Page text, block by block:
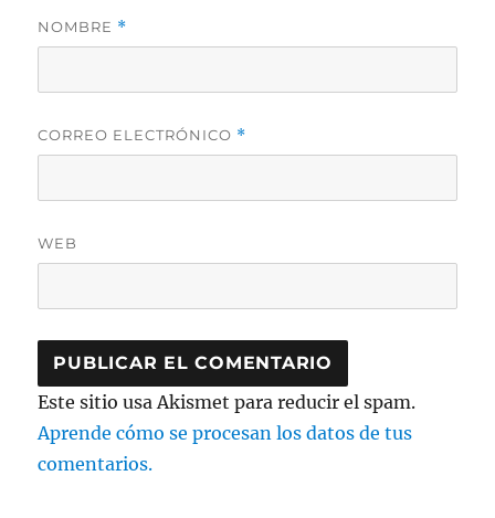
NOMBRE *
CORREO ELECTRÓNICO *
WEB
Este sitio usa Akismet para reducir el spam.
Aprende cómo se procesan los datos de tus
comentarios.